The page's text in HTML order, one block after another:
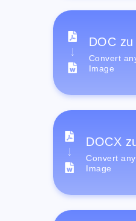
DOC
Convert
Image
DOCX
Convert
Image